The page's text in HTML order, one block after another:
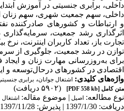
داخلی، برابری جنسیتی در آموزش
داخلی، سهم جمعیت شهری، سهم زنان
و ارتباطات و کشورهای صادرکننده
اثرگذاری رشد جمعیت،
تجارت باز، تعداد کاربران اینترنت،
توازن در رشد جمعیت، جلوگیری از
برای به‌روزرسانی مهارت زنان و
اقتصادی در کشورهای درحال‌توسعه و
واژه‌های کلیدی: اشتغال جوانان، برابری
متن کامل [PDF 558 kb]
(۵۹۰۲ دریافت)
نوع مطالعه: اصیل | موضوع مقاله: اشتغال
دریافت: 1397/1/30 | پذیرش: 1397/11/28 | انتشار: 1398/1/26